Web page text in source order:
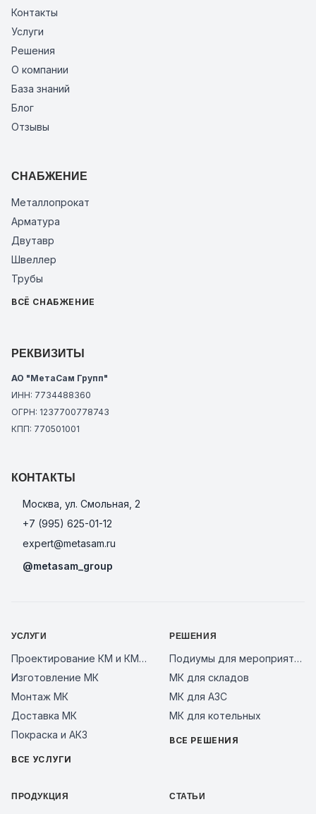
Контакты
Услуги
Решения
О компании
База знаний
Блог
Отзывы
СНАБЖЕНИЕ
Металлопрокат
Арматура
Двутавр
Швеллер
Трубы
ВСЁ СНАБЖЕНИЕ
РЕКВИЗИТЫ
АО "МетаСам Групп"
ИНН: 7734488360
ОГРН: 1237700778743
КПП: 770501001
КОНТАКТЫ
Москва, ул. Смольная, 2
+7 (995) 625-01-12
expert@metasam.ru
@metasam_group
УСЛУГИ
Проектирование КМ и КМД
Изготовление МК
Монтаж МК
Доставка МК
Покраска и АКЗ
ВСЕ УСЛУГИ
РЕШЕНИЯ
Подиумы для мероприятий
МК для складов
МК для АЗС
МК для котельных
ВСЕ РЕШЕНИЯ
ПРОДУКЦИЯ СТАТЬИ